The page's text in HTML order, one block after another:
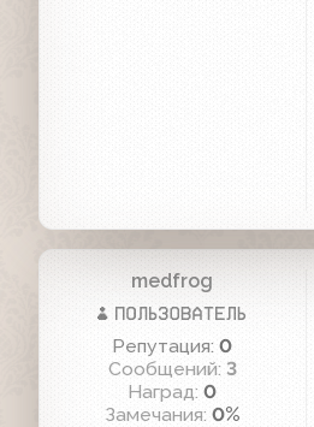
medfrog
Репутация:0
Сообщений: 3
Наград:0
Замечания: 0%